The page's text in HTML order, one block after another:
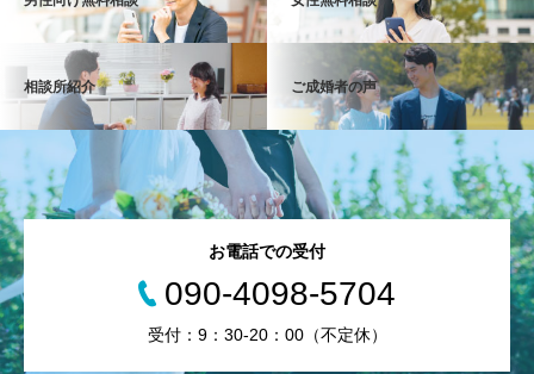
相談所紹介 ご成婚者の声
お電話での受付
090-4098-5704
受付：9：30-20：00（不定休）